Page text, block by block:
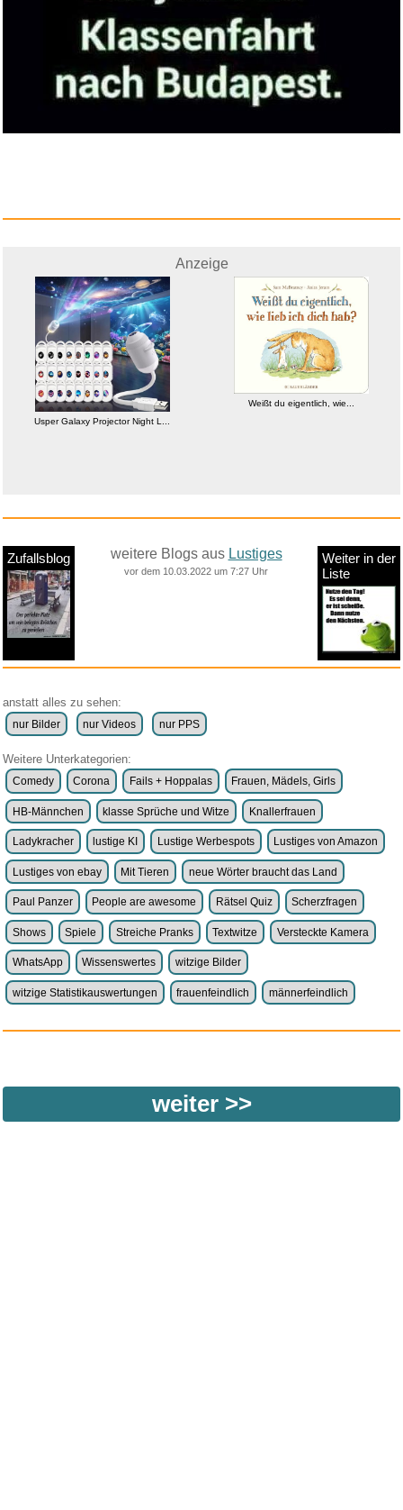
Anzeige
Weißt du eigentlich, wie...
Zufallsblog weitere Blogs aus Lustiges
vor dem 10.03.2022 um 7:27 Uhr
Weiter in der
Liste
anstatt alles zu sehen:
nur Bilder nur Videos nur PPS
Weitere Unterkategorien:
Comedy Corona Fails + Hoppalas Frauen, Mädels, Girls
HB-Männchen klasse Sprüche und Witze Knallerfrauen
Ladykracher lustige KI Lustige Werbespots Lustiges von Amazon
Lustiges von ebay Mit Tieren neue Wörter braucht das Land
Paul Panzer People are awesome Rätsel Quiz Scherzfragen
Shows Spiele Streiche Pranks Textwitze Versteckte Kamera
WhatsApp Wissenswertes witzige Bilder
witzige Statistikauswertungen frauenfeindlich männerfeindlich
weiter >>